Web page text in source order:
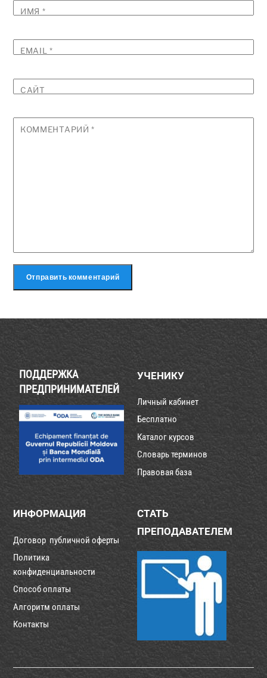
ИМЯ *
EMAIL *
САЙТ
КОММЕНТАРИЙ *
ПОДДЕРЖКА
ПРЕДПРИНИМАТЕЛЕЙ
УЧЕНИКУ
Личный кабинет
Бесплатно
Каталог курсов
Словарь терминов
Правовая база
ИНФОРМАЦИЯ
Договор публичной оферты
Политика
конфиденциальности
Способ оплаты
Алгоритм оплаты
Контакты
СТАТЬ
ПРЕПОДАВАТЕЛЕМ